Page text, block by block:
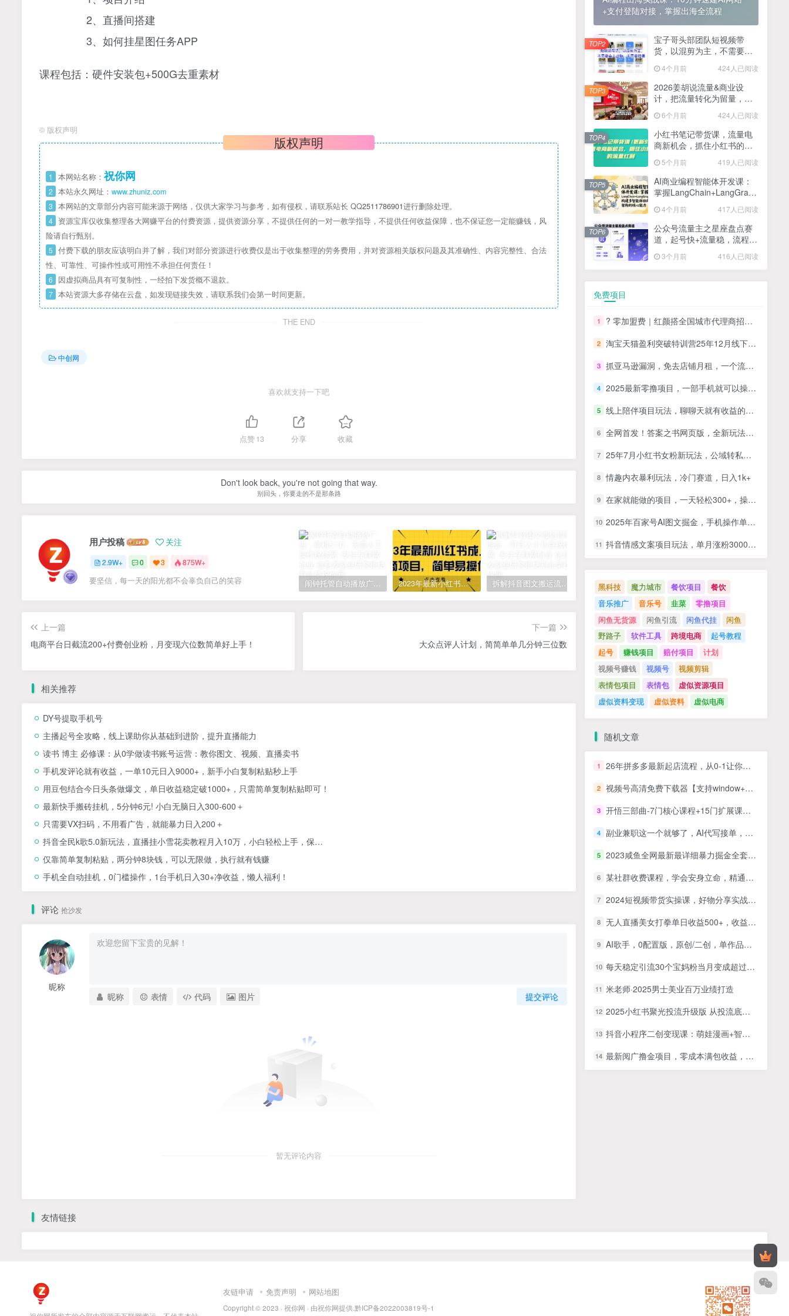
2、直播间搭建
3、如何挂星图任务APP
课程包括：硬件安装包+500G去重素材
© 版权声明
版权声明
1 本网站名称： 祝你网
2 本站永久网址： www.zhuniz.com
3 本网站的文章部分内容可能来源于网络，仅供大家学习与参考，如有侵权，请联系站长 QQ2511786901进行删除处理。
4 资源宝库仅收集整理各大网赚平台的付费资源，提供资源分享，不提供任何的一对一教学指导，不提供任何收益保障，也不保证您一定能赚钱，风
险请自行甄别。
5 付费下载的朋友应该明白并了解，我们对部分资源进行收费仅是出于收集整理的劳务费用，并对资源相关版权问题及其准确性、内容完整性、合法
性、可靠性、可操作性或可用性不承担任何责任！
6 因虚拟商品具有可复制性，一经拍下发货概不退款。
7 本站资源大多存储在云盘，如发现链接失效，请联系我们会第一时间更新。
THE END
中创网
喜欢就支持一下吧
点赞13 分享 收藏
Don't look back, you're not going that way.
别回头，你要走的不是那条路
用户投稿 关注
2.9W+ 0 3 875W+
要坚信，每一天的阳光都不会辜负自己的笑容 闹钟托管自动播放广告，单机5-10，无需人工操作 2023年最新小红书成人电商项目，简单易操作【详细教程】 拆解抖音图文搬运流量掘金，可日入小几百 快手星火计划项目玩法，零门槛，单视频收益5000+，保姆级教程
上一篇
电商平台日截流200+付费创业粉，月变现六位数简单好上手！
下一篇
大众点评人计划，简简单单几分钟三位数
相关推荐
DY号提取手机号
主播起号全攻略，线上课助你从基础到进阶，提升直播能力
读书 博主 必修课：从0学做读书账号运营：教你图文、视频、直播卖书
手机发评论就有收益，一单10元日入9000+，新手小白复制粘贴秒上手
用豆包结合今日头条做爆文，单日收益稳定破1000+，只需简单复制粘贴即可！
最新快手搬砖挂机，5分钟6元! 小白无脑日入300-600＋
只需要VX扫码，不用看广告，就能暴力日入200＋
抖音全民k歌5.0新玩法，直播挂小雪花卖教程月入10万，小白轻松上手，保…
仅靠简单复制粘贴，两分钟8块钱，可以无限做，执行就有钱赚
手机全自动挂机，0门槛操作，1台手机日入30+净收益，懒人福利！
评论 抢沙发
昵称
提交评论
昵称 表情 代码 图片
暂无评论内容
2025最新零撸项目，一部手机就可以操作，20秒一单，零投入纯薅羊毛，无门槛，一天200+【揭秘】
5 线上陪伴项目玩法，聊聊天就有收益的项目，一个月收益5000+
6 全网首发！答案之书网页版，全新玩法，搭配文档和网页，日入1k+零门槛小白首选副业
7 25年7月小红书女粉新玩法，公域转私域变现，日轻松变现2张+，5分钟简单复制好上手
8 情趣内衣暴利玩法，冷门赛道，日入1k+
9 在家就能做的项目，一天轻松300+，操作简单上手快
10 2025年百家号AI图文掘金，手机操作单号月入4-5位数，低门槛【附指令+工具】
抖音情感文案项目玩法，单月涨粉3000+，新手小白也能做
+支付登陆对接，掌握出海全流程
宝子哥头部团队短视频带
货，以混剪为主，不需要真
26年3月】
4个月前 424人已阅读
TOP2
2026姜胡说流量&商业设
计，把流量转化为留量，设
6个月前 424人已阅读
TOP3
小红书笔记带货课，流量电
商新机会，抓住小红书的流
5个月前 419人已阅读
TOP4
AI商业编程智能体开发课：
掌握LangChain+LangGraph
心能力
4个月前 417人已阅读
TOP5
公众号流量主之星座盘点赛
道，起号快+流量稳，流程简
3个月前 416人已阅读
TOP6
免费项目
1 ? 零加盟费｜红颜搭全国城市代理商招募正式启动！
2 淘宝天猫盈利突破特训营25年12月线下课，系统性的深度剖析电商企业经营之道，打造电商标准化运营体系
3 抓亚马逊漏洞，免去店铺月租，一个流量大竞争小，让你有机会成大卖的赛道
4 2025最新零撸项目，一部手机就可以操作，20秒一单，零投入纯薅羊毛，无门槛，一天200+【揭秘】
5 线上陪伴项目玩法，聊聊天就有收益的项目，一个月收益5000+
6 全网首发！答案之书网页版，全新玩法，搭配文档和网页，日入1k+零门槛小白首选副业
7 25年7月小红书女粉新玩法，公域转私域变现，日轻松变现2张+，5分钟简单复制好上手
8 情趣内衣暴利玩法，冷门赛道，日入1k+
9 在家就能做的项目，一天轻松300+，操作简单上手快
10 2025年百家号AI图文掘金，手机操作单号月入4-5位数，低门槛【附指令+工具】
11 抖音情感文案项目玩法，单月涨粉3000+，新手小白也能做
黑科技 魔力城市 餐饮项目
餐饮
音乐推广
音乐号 韭菜
零撸项目
闲鱼无货源
闲鱼引流 闲鱼代挂
闲鱼
野路子
软件工具 跨境电商
起号教程
起号
赚钱项目 赔付项目
计划
视频号赚钱
视频号
视频剪辑
表情包项目
表情包
虚似资源项目
虚似资料变现
虚似资料 虚似电商
随机文章
1 26年拼多多最新起店流程，从0-1让你全方位学习和了解(06月10日更新)
2 视频号高清免费下载器【支持window+mac系统】，全平台资源下载器
3 开悟三部曲-7门核心课程+15门扩展课程，觉醒即重生人生开悟课(高清无水印)
4 副业兼职这一个就够了，AI代写接单，永远不会失业的项目，多劳多得，日入8张+
5 2023咸鱼全网最新最详细暴力掘金全套教程，咸鱼无货源最新变现模式【揭秘】
6 某社群收费课程，学会安身立命，精通人性，少走人生弯路（77节课）
7 2024短视频带货实操课，好物分享实战，小白0基础快速上手，0到1起号
8 无人直播美女打拳单日收益500+，收益稳定，快速变现，小白最适合做的项目，保姆式教学
9 AI歌手，0配置版，原创/二创，单作品播放千百万，多平台累计，月入20000+
10 每天稳定引流30个宝妈粉当月变成超过了1W+项目流程非常简单适合小白
11 米老师·2025男士美业百万业绩打造
12 2025小红书聚光投流升级版 从投流底层逻辑掌握低成本获客策略 ROI提升200%
13 抖音小程序二创变现课：萌娃漫画+智能发型剪辑+换脸玩法，解锁热门视频技巧
14 最新阅广撸金项目，零成本满包收益，可矩阵操作，月入过1W【揭秘】
友情链接
友链申请 免责声明 网站地图
Copyright © 2023 · 祝你网 · 由祝你网提供.黔ICP备2022003819号-1